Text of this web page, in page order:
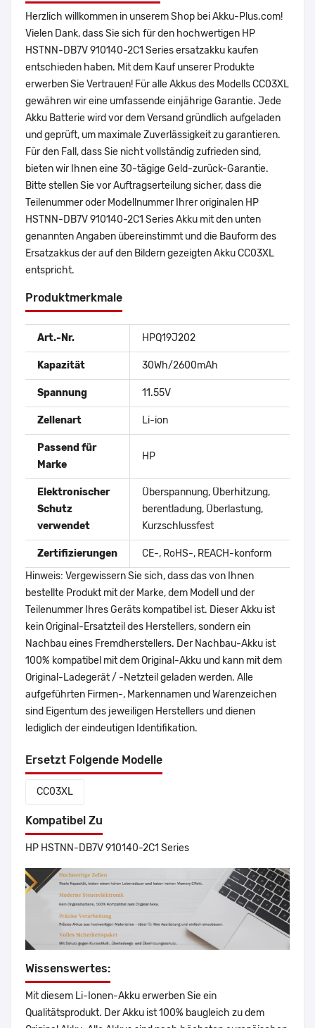
Herzlich willkommen in unserem Shop bei Akku-Plus.com!
Vielen Dank, dass Sie sich für den hochwertigen HP
HSTNN-DB7V 910140-2C1 Series ersatzakku kaufen
entschieden haben. Mit dem Kauf unserer Produkte
erwerben Sie Vertrauen! Für alle Akkus des Modells CC03XL
gewähren wir eine umfassende einjährige Garantie. Jede
Akku Batterie wird vor dem Versand gründlich aufgeladen
und geprüft, um maximale Zuverlässigkeit zu garantieren.
Für den Fall, dass Sie nicht vollständig zufrieden sind,
bieten wir Ihnen eine 30-tägige Geld-zurück-Garantie.
Bitte stellen Sie vor Auftragserteilung sicher, dass die
Teilenummer oder Modellnummer Ihrer originalen HP
HSTNN-DB7V 910140-2C1 Series Akku mit den unten
genannten Angaben übereinstimmt und die Bauform des
Ersatzakkus der auf den Bildern gezeigten Akku CC03XL
entspricht.
Produktmerkmale
Art.-Nr. HPQ19J202
Kapazität 30Wh/2600mAh
Spannung 11.55V
Zellenart Li-ion
Passend für
Marke
HP
Elektronischer
Schutz
verwendet
Überspannung, Überhitzung,
berentladung, Überlastung,
Kurzschlussfest
Zertifizierungen
CE-, RoHS-, REACH-konform
Hinweis: Vergewissern Sie sich, dass das von Ihnen
bestellte Produkt mit der Marke, dem Modell und der
Teilenummer Ihres Geräts kompatibel ist. Dieser Akku ist
kein Original-Ersatzteil des Herstellers, sondern ein
Nachbau eines Fremdherstellers. Der Nachbau-Akku ist
100% kompatibel mit dem Original-Akku und kann mit dem
Original-Ladegerät / -Netzteil geladen werden. Alle
aufgeführten Firmen-, Markennamen und Warenzeichen
sind Eigentum des jeweiligen Herstellers und dienen
lediglich der eindeutigen Identifikation.
Ersetzt Folgende Modelle
CC03XL
Kompatibel Zu
HP HSTNN-DB7V 910140-2C1 Series
Wissenswertes:
Mit diesem Li-Ionen-Akku erwerben Sie ein
Qualitätsprodukt. Der Akku ist 100% baugleich zu dem